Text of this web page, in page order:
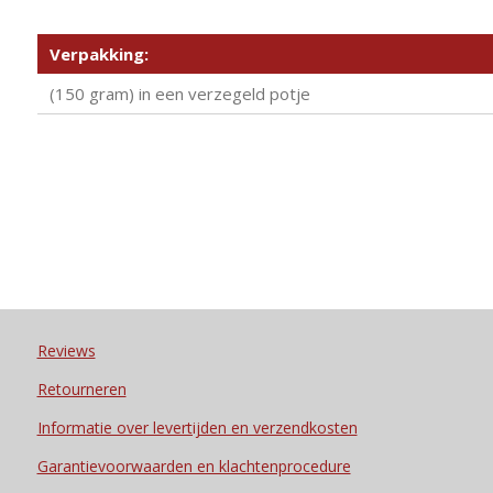
Verpakking:
(150 gram) in een verzegeld potje
Reviews
Retourneren
Informatie over levertijden en verzendkosten
Garantievoorwaarden en klachtenprocedure